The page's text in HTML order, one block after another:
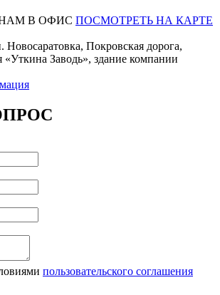
В ОФИС ПОСМОТРЕТЬ НА КАРТЕ
Новосаратовка, Покровская дорога,
«Уткина Заводь», здание компании
пользовательского соглашения